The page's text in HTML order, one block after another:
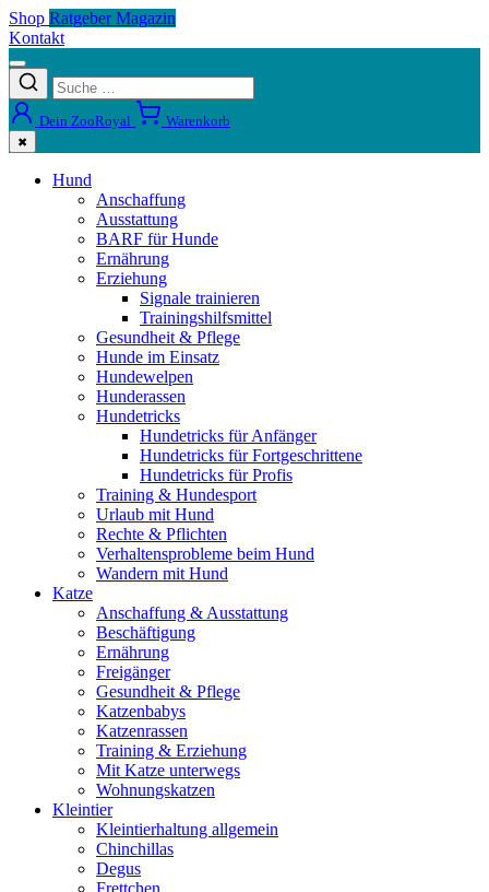
Shop Ratgeber Magazin
Kontakt
Dein ZooRoyal Warenkorb
✖
Hund
Anschaffung
Ausstattung
BARF für Hunde
Ernährung
Erziehung
Signale trainieren
Trainingshilfsmittel
Gesundheit & Pflege
Hunde im Einsatz
Hundewelpen
Hunderassen
Hundetricks
Hundetricks für Anfänger
Hundetricks für Fortgeschrittene
Hundetricks für Profis
Training & Hundesport
Urlaub mit Hund
Rechte & Pflichten
Verhaltensprobleme beim Hund
Wandern mit Hund
Katze
Anschaffung & Ausstattung
Beschäftigung
Ernährung
Freigänger
Gesundheit & Pflege
Katzenbabys
Katzenrassen
Training & Erziehung
Mit Katze unterwegs
Wohnungskatzen
Kleintier
Kleintierhaltung allgemein
Chinchillas
Degus
Frettchen